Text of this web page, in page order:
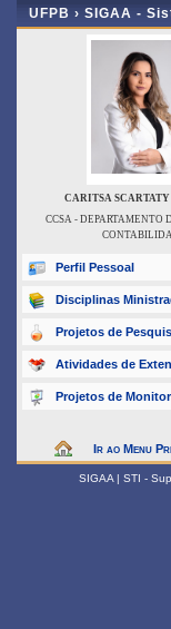
UFPB › SIGAA -
CARITSA
CCSA - DEPARTAMENTO
Perfil Pessoal
Disciplinas
Projetos de
Atividades de
Projetos de
Ir ao Menu
SIGAA | STI -